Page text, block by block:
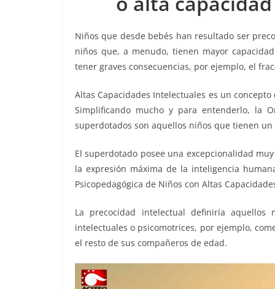
o
k
p
p
n
k
m
Niños que desde bebés han resultado ser
niños que, a menudo, tienen mayor
tener graves consecuencias, por ejemplo, el
Altas Capacidades Intelectuales es un
Simplificando mucho y para entenderlo, la
superdotados son aquellos niños que tienen un
El superdotado posee una excepcionalidad
la expresión máxima de la inteligencia
Psicopedagógica de Niños con Altas
La precocidad intelectual definiría
intelectuales o psicomotrices, por ejemplo,
el resto de sus compañeros de edad.